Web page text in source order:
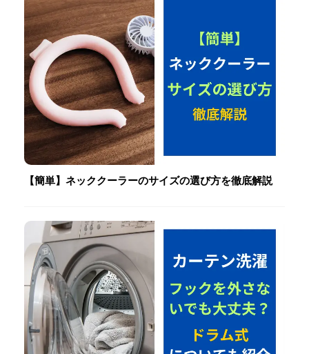
【簡単】ネッククーラーのサイズの選び方を徹底解説